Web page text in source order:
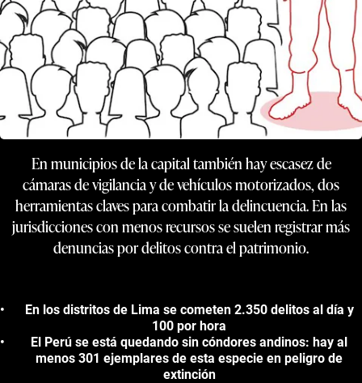
En municipios de la capital también hay escasez de
cámaras de vigilancia y de vehículos motorizados, dos
herramientas claves para combatir la delincuencia. En las
jurisdicciones con menos recursos se suelen registrar más
denuncias por delitos contra el patrimonio.
En los distritos de Lima se cometen 2.350 delitos al día y
100 por hora
El Perú se está quedando sin cóndores andinos: hay al
menos 301 ejemplares de esta especie en peligro de
extinción